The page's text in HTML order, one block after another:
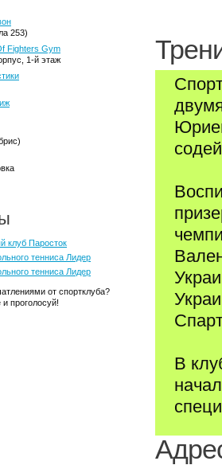
253)
Fighters Gym
1-й этаж
клуб Паросток
тенниса Лидер
тенниса Лидер
от спортклуба?
проголосуй!
В